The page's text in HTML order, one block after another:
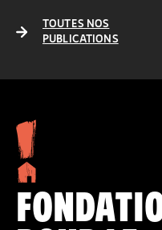
TOUTES NOS
PUBLICATIONS